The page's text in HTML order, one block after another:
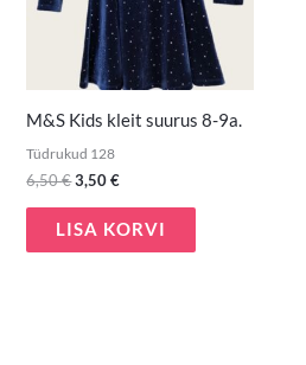
M&S Kids kleit suurus 8-9a.
Tüdrukud 128
6,50€3,50€
LISA KORVI